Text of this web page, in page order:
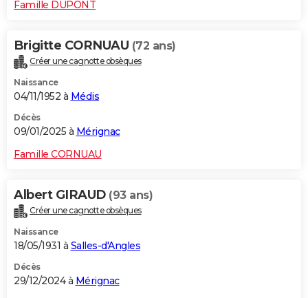
Famille DUPONT
Brigitte CORNUAU (72 ans)
Créer une cagnotte obsèques
Naissance
04/11/1952 à Médis
Décès
09/01/2025 à Mérignac
Famille CORNUAU
Albert GIRAUD (93 ans)
Créer une cagnotte obsèques
Naissance
18/05/1931 à Salles-d'Angles
Décès
29/12/2024 à Mérignac